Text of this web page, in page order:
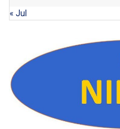
« Jul